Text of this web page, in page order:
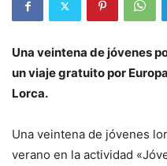
Una veintena de jóvenes
un viaje gratuito por
Lorca.
Una veintena de jóvenes
verano en la actividad